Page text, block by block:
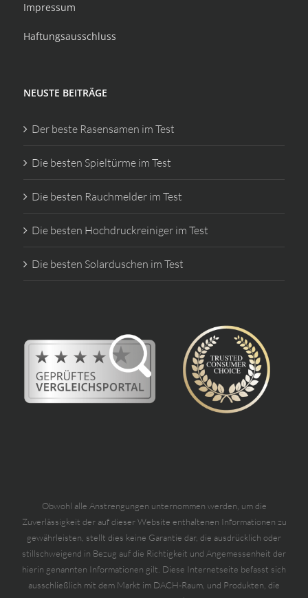
Impressum
Haftungsausschluss
NEUSTE BEITRÄGE
Der beste Rasensamen im Test
Die besten Spieltürme im Test
Die besten Rauchmelder im Test
Die besten Hochdruckreiniger im Test
Die besten Solarduschen im Test
Obwohl alle Anstrengungen unternommen werden, um die
Zuverlässigkeit der auf dieser Website enthaltenen Informationen zu
gewährleisten, stellt dies keine Garantie dar, die ausdrücklich oder
stillschweigend in Bezug auf die Richtigkeit und Angemessenheit der
hierin genannten Informationen gilt. Diese Internetseite befasst sich
ausschließlich mit dem Markt im DACH-Raum, und Produkten, die